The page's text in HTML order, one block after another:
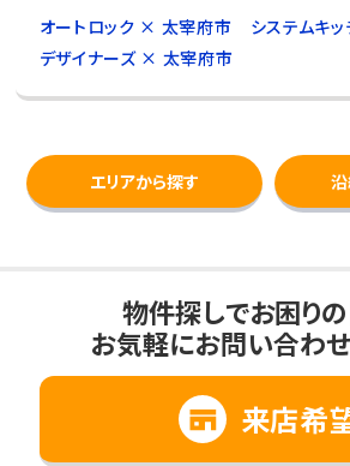
オートロック × 太宰府市
システムキ
デザイナーズ × 太宰府市
エリアから探す
物件探しでお困りの
お気軽にお問い合わ
来店希